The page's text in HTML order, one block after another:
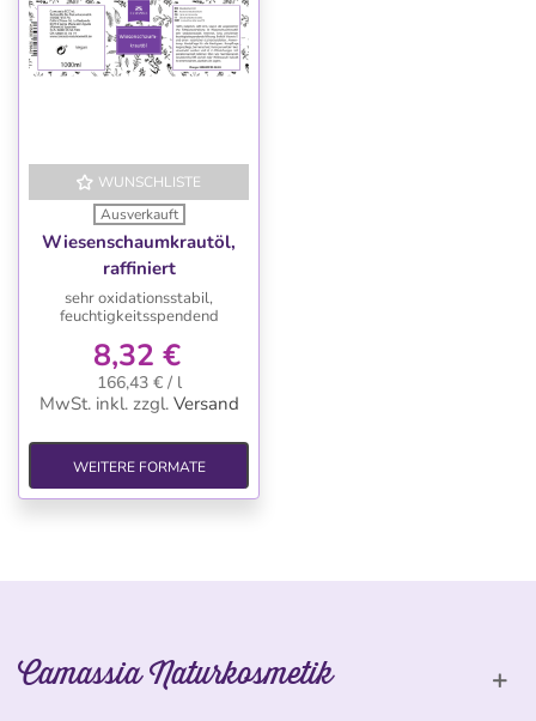
WUNSCHLISTE
Ausverkauft
Wiesenschaumkrautöl,
raffiniert
sehr oxidationsstabil,
feuchtigkeitsspendend
8,32 €
166,43 € / l
MwSt. inkl. zzgl. Versand
WEITERE FORMATE
Camassia Naturkosmetik